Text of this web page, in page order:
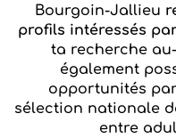
Bourgoin-Jallieu
profils intéressés
ta recherche
également
opportunités
sélection nationale
entre